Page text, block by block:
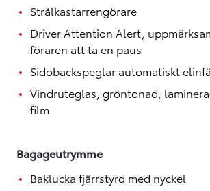
Strålkastarrengörare
Driver Attention Alert,
föraren att ta en paus
Sidobackspeglar automatiskt
Vindruteglas, gröntonad,
film
Bagageutrymme
Baklucka fjärrstyrd med nyckel